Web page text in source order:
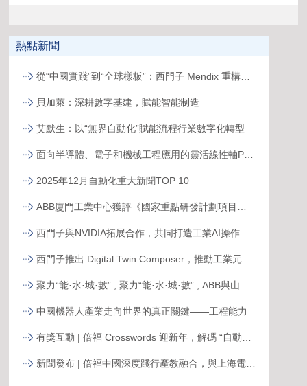
熱點新聞
貝加萊：深耕數字基建，賦能智能制造
艾默生：以“無界自動化”賦能流程行業數字化轉型
2025年12月自動化重大新聞TOP 10
中國機器人產業走向世界的真正關鍵——工程能力